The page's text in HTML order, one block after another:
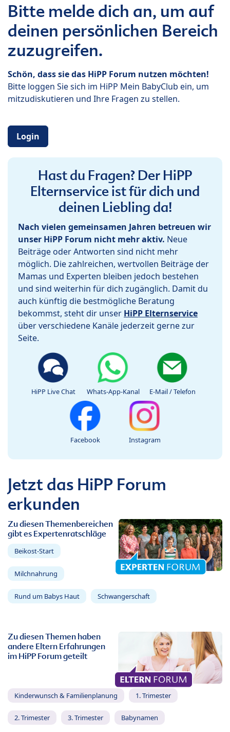
Bitte melde dich an, um auf
deinen persönlichen Bereich
zuzugreifen.
Schön, dass sie das HiPP Forum nutzen möchten!
Bitte loggen Sie sich im HiPP Mein BabyClub ein, um
mitzudiskutieren und Ihre Fragen zu stellen.
Login
Hast du Fragen? Der HiPP
Elternservice ist für dich und
deinen Liebling da!
Nach vielen gemeinsamen Jahren betreuen wir
unser HiPP Forum nicht mehr aktiv. Neue
Beiträge oder Antworten sind nicht mehr
möglich. Die zahlreichen, wertvollen Beiträge der
Mamas und Experten bleiben jedoch bestehen
und sind weiterhin für dich zugänglich. Damit du
auch künftig die bestmögliche Beratung
bekommst, steht dir unser HiPP Elternservice
über verschiedene Kanäle jederzeit gerne zur
Seite.
HiPP Live Chat Whats-App-Kanal E-Mail / Telefon
Facebook Instagram
Jetzt das HiPP Forum
erkunden
Zu diesen Themenbereichen
gibt es Expertenratschläge
Beikost-Start
Milchnahrung
Rund um Babys Haut Schwangerschaft
Zu diesen Themen haben
andere Eltern Erfahrungen
im HiPP Forum geteilt
Kinderwunsch & Familienplanung 1. Trimester
2. Trimester 3. Trimester Babynamen